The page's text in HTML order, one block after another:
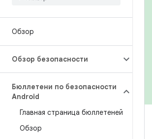
Обзор
Обзор безопасности
Бюллетени по безопасности
Android
Главная страница бюллетеней
Обзор